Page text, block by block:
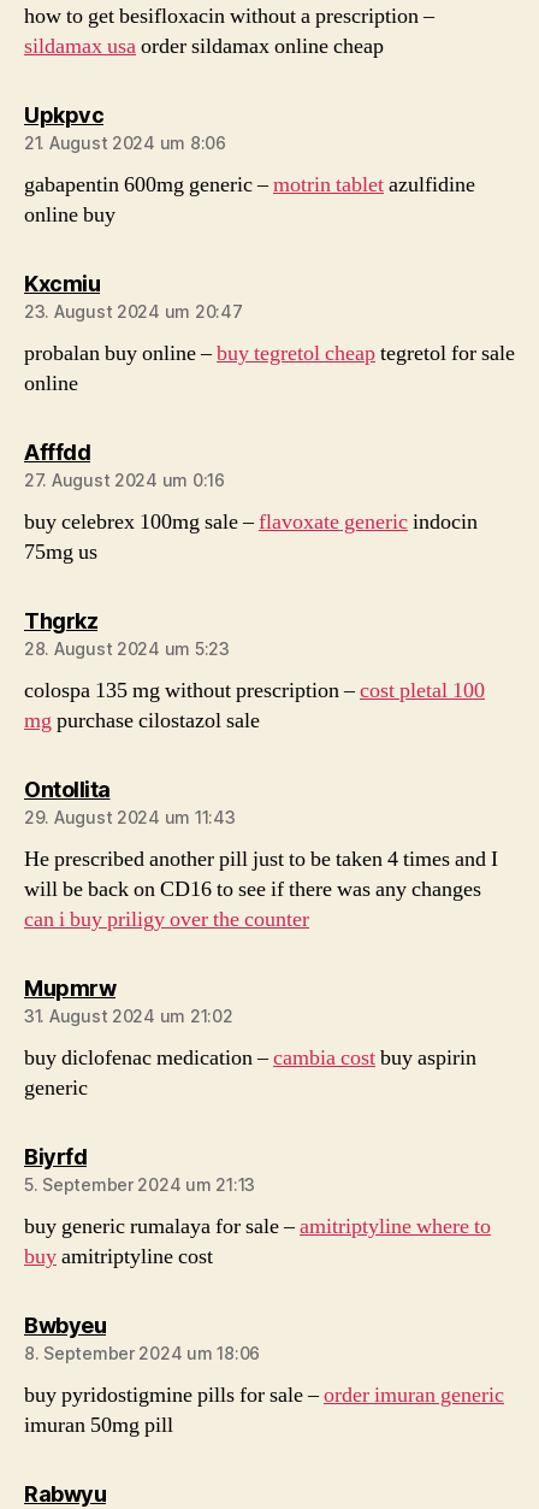
how to get besifloxacin without a prescription –
sildamax usaorder sildamax online cheap
Upkpvcsagt:
21. August 2024 um 8:06
gabapentin 600mg generic –motrin tabletazulfidine
online buy
Kxcmiusagt:
23. August 2024 um 20:47
probalan buy online –buy tegretol cheaptegretol for sale
online
Afffddsagt:
27. August 2024 um 0:16
buy celebrex 100mg sale –flavoxate genericindocin
75mg us
Thgrkzsagt:
28. August 2024 um 5:23
colospa 135 mg without prescription –cost pletal 100
mg purchase cilostazol sale
Ontollitasagt:
29. August 2024 um 11:43
He prescribed another pill just to be taken 4 times and I
will be back on CD16 to see if there was any changes
can i buy priligy over the counter
Mupmrwsagt:
31. August 2024 um 21:02
buy diclofenac medication –cambia costbuy aspirin
generic
Biyrfdsagt:
5. September 2024 um 21:13
buy generic rumalaya for sale –amitriptyline where to
buyamitriptyline cost
Bwbyeusagt:
8. September 2024 um 18:06
buy pyridostigmine pills for sale –order imuran generic
imuran 50mg pill
Rabwyusagt: